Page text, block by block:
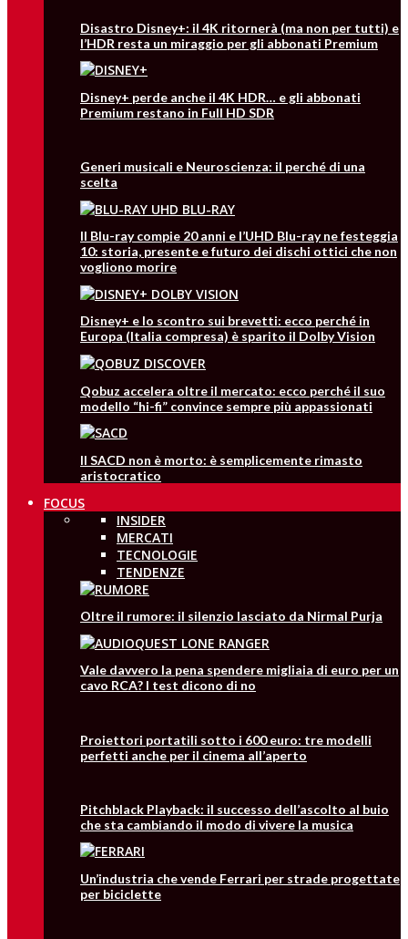
Disastro Disney+: il 4K ritornerà (ma non per tutti) e
l’HDR resta un miraggio per gli abbonati Premium
Disney+ perde anche il 4K HDR… e gli abbonati
Premium restano in Full HD SDR
Generi musicali e Neuroscienza: il perché di una
scelta
Il Blu-ray compie 20 anni e l’UHD Blu-ray ne festeggia
10: storia, presente e futuro dei dischi ottici che non
vogliono morire
Disney+ e lo scontro sui brevetti: ecco perché in
Europa (Italia compresa) è sparito il Dolby Vision
Qobuz accelera oltre il mercato: ecco perché il suo
modello “hi-fi” convince sempre più appassionati
Il SACD non è morto: è semplicemente rimasto
aristocratico
FOCUS
INSIDER
MERCATI
TECNOLOGIE
TENDENZE
Oltre il rumore: il silenzio lasciato da Nirmal Purja
Vale davvero la pena spendere migliaia di euro per un
cavo RCA? I test dicono di no
Proiettori portatili sotto i 600 euro: tre modelli
perfetti anche per il cinema all’aperto
Pitchblack Playback: il successo dell’ascolto al buio
che sta cambiando il modo di vivere la musica
Un’industria che vende Ferrari per strade progettate
per biciclette